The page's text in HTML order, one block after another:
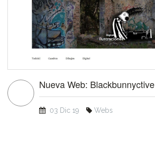
Nueva Web: Blackbunnyctive
03 Dic 19 Webs